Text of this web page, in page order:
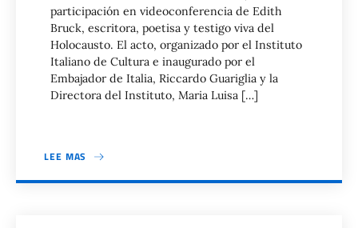
participación en videoconferencia de Edith
Bruck, escritora, poetisa y testigo viva del
Holocausto. El acto, organizado por el Instituto
Italiano de Cultura e inaugurado por el
Embajador de Italia, Riccardo Guariglia y la
Directora del Instituto, Maria Luisa […]
LEE MAS